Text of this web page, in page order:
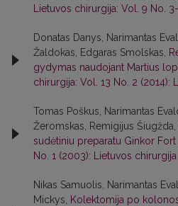
Lietuvos chirurgija: Vol. 9 No.
Donatas Danys, Narimantas
Žaldokas, Edgaras Smolskas,
gydymas naudojant Martius
chirurgija: Vol. 13 No. 2 (2014):
Tomas Poškus, Narimantas
Žeromskas, Remigijus Šiugžda,
sudėtiniu preparatu Ginkor Fort
No. 1 (2003): Lietuvos chirurgija
Nikas Samuolis, Narimantas
Mickys,
Kolektomija po